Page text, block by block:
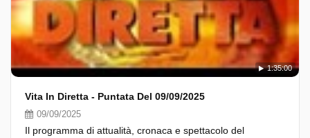
1:35:00
Vita In Diretta - Puntata Del 09/09/2025
09/09/2025
Il programma di attualità, cronaca e spettacolo del